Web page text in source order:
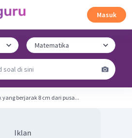
Masuk
berjarak 8 cm dari pusa...
Iklan